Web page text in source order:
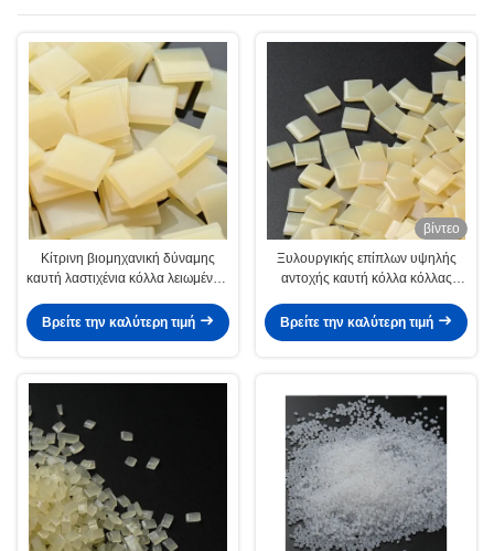
της EVA
Κίτρινη βιομηχανική δύναμης
καυτή λαστιχένια κόλλα λειωμένων
καυτή
Βρείτε την καλύτερη τιμή
βίντεο
Ξυλουργικής επίπλων υψηλής
αντοχής καυτή κόλλα κόλλας
καυτή για τη σύνδεση ακρών
Βρείτε την καλύτερη τιμή